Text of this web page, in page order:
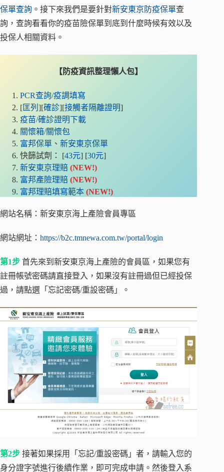
保單查詢 。接下來我們是要針對新安東京防疫保單查
詢，查詢看看你的疫苗險保單到底到什麼時候有效以及
投保人相關資料。
【防疫資訊整理懶人包】
PCR查詢/疫調填寫
[匡列 ][確診][接觸者隔離證明]
疫苗/確診證明下載
關懷箱/關懷包
富邦保單 、 新安東京保單
快篩試劑： [43元] [30元]
新安東京理賠 (NEW!)
富邦產險理賠 (NEW!)
富邦理賠填寫範本 (NEW!)
網站名稱：新安東京海上產險會員專區
網站網址： https://b2c.tmnewa.com.tw/portal/login
第1步 首先來到新安東京海上產險的會員區，如果您有
註冊帳號密碼請直接登入，如果沒有註冊過但已經投保
過，請點選「忘記密碼/重設密碼」。
第2步 接著如果採用「忘記/重設密碼」者，請輸入您的
身分證字號進行後續作業，即可完成申請。然後登入系